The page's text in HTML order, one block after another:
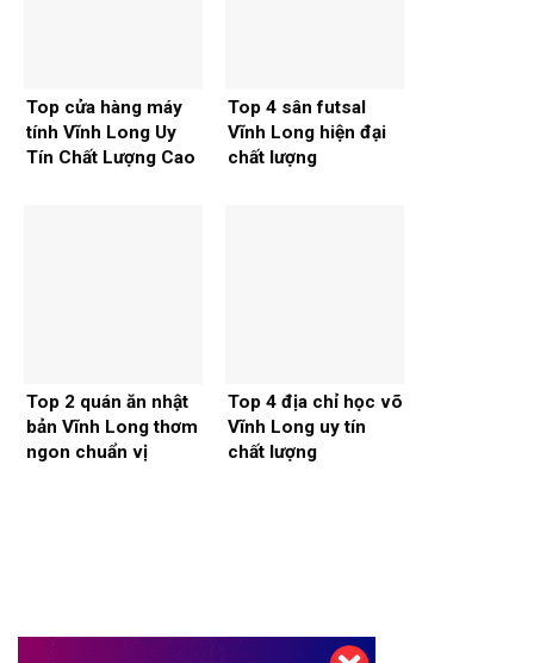
Top cửa hàng máy
tính Vĩnh Long Uy
Tín Chất Lượng Cao
Top 4 sân futsal
Vĩnh Long hiện đại
chất lượng
Top 2 quán ăn nhật
bản Vĩnh Long thơm
ngon chuẩn vị
Top 4 địa chỉ học võ
Vĩnh Long uy tín
chất lượng